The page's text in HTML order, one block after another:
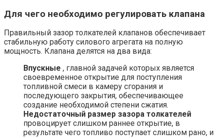
Для чего необходимо регулировать клапана
Правильный зазор толкателей клапанов обеспечивает
стабильную работу силового агрегата на полную
мощность. Клапана делятся на два вида:
Впускные , главной задачей которых является
своевременное открытие для поступления
топливной смеси в камеру сгорания и
последующего закрытия, обеспечивающее
создание необходимой степени сжатия.
Недостаточный размер зазора толкателей
провоцирует слишком раннее открытие, в
результате чего топливо поступает слишком рано, и